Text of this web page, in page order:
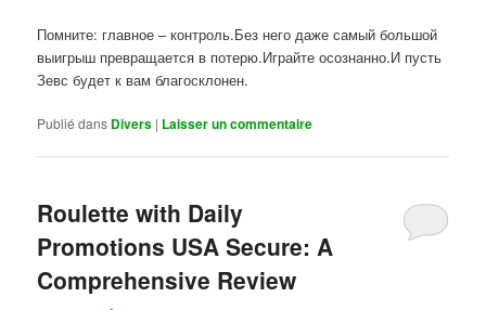
Помните: главное – контроль.Без него даже самый большой
выигрыш превращается в потерю.Играйте осознанно.И пусть
Зевс будет к вам благосклонен.
Publié dans Divers | Laisser un commentaire
Roulette with Daily
Promotions USA Secure: A
Comprehensive Review